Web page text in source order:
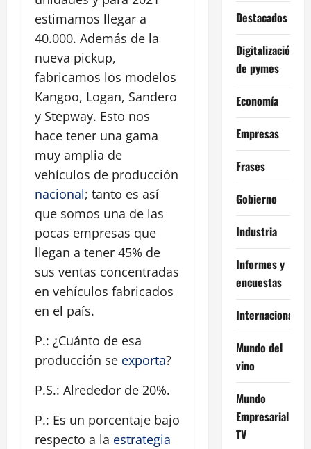
estimamos llegar a
40.000. Además de la
nueva pickup,
fabricamos los modelos
Kangoo, Logan, Sandero
y Stepway. Esto nos
hace tener una gama
muy amplia de
vehículos de producción
nacional; tanto es así
que somos una de las
pocas empresas que
llegan a tener 45% de
sus ventas concentradas
en vehículos fabricados
en el país.
P.: ¿Cuánto de esa
producción se exporta?
P.S.: Alrededor de 20%.
P.: Es un porcentaje bajo
respecto a la estrategia
Destacados
Digitalización
de pymes
Economía
Empresas
Frases
Gobierno
Industria
Informes y
encuestas
Internacional
Mundo del
vino
Mundo
Empresarial
TV